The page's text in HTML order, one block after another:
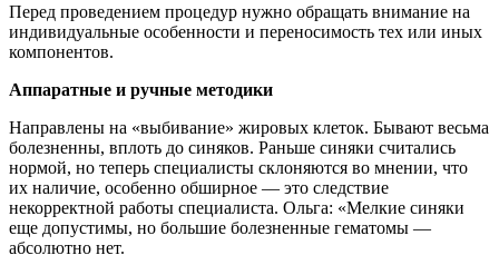
Перед проведением процедур нужно обращать внимание на
индивидуальные особенности и переносимость тех или иных
компонентов.
Аппаратные и ручные методики
Направлены на «выбивание» жировых клеток. Бывают весьма
болезненны, вплоть до синяков. Раньше синяки считались
нормой, но теперь специалисты склоняются во мнении, что
их наличие, особенно обширное — это следствие
некорректной работы специалиста. Ольга: «Мелкие синяки
еще допустимы, но большие болезненные гематомы —
абсолютно нет.